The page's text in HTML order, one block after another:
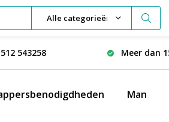
Alle categorieën
543258 Meer dan
Man